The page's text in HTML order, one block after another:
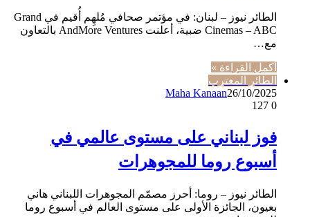
الطائر نيوز – لبنان: في مؤتمر صحافي مُلهِم أُقيم في Grand
Cinemas – ABC ضبية، أعلنت AndMore Ventures بالتعاون
مع…
أكمل القراءة »
الطائر المغترب
Maha Kanaan26/10/2025
0
فوز لبناني على مستوى عالمي في
أسبوع روما للمجوهرات
الطائر نيوز – روما: أحرز مصمّم المجوهرات اللبناني هاني
بعيون، الجائزة الأولى على مستوى العالم في أسبوع روما